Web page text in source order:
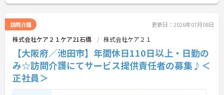
訪問介護 更新日：2026年07月08日
株式会社ケア２１ケア21石橋 株式会社ケア２１
【大阪府／池田市】年間休日110日以上・日勤の
み☆訪問介護にてサービス提供責任者の募集♪＜
正社員＞